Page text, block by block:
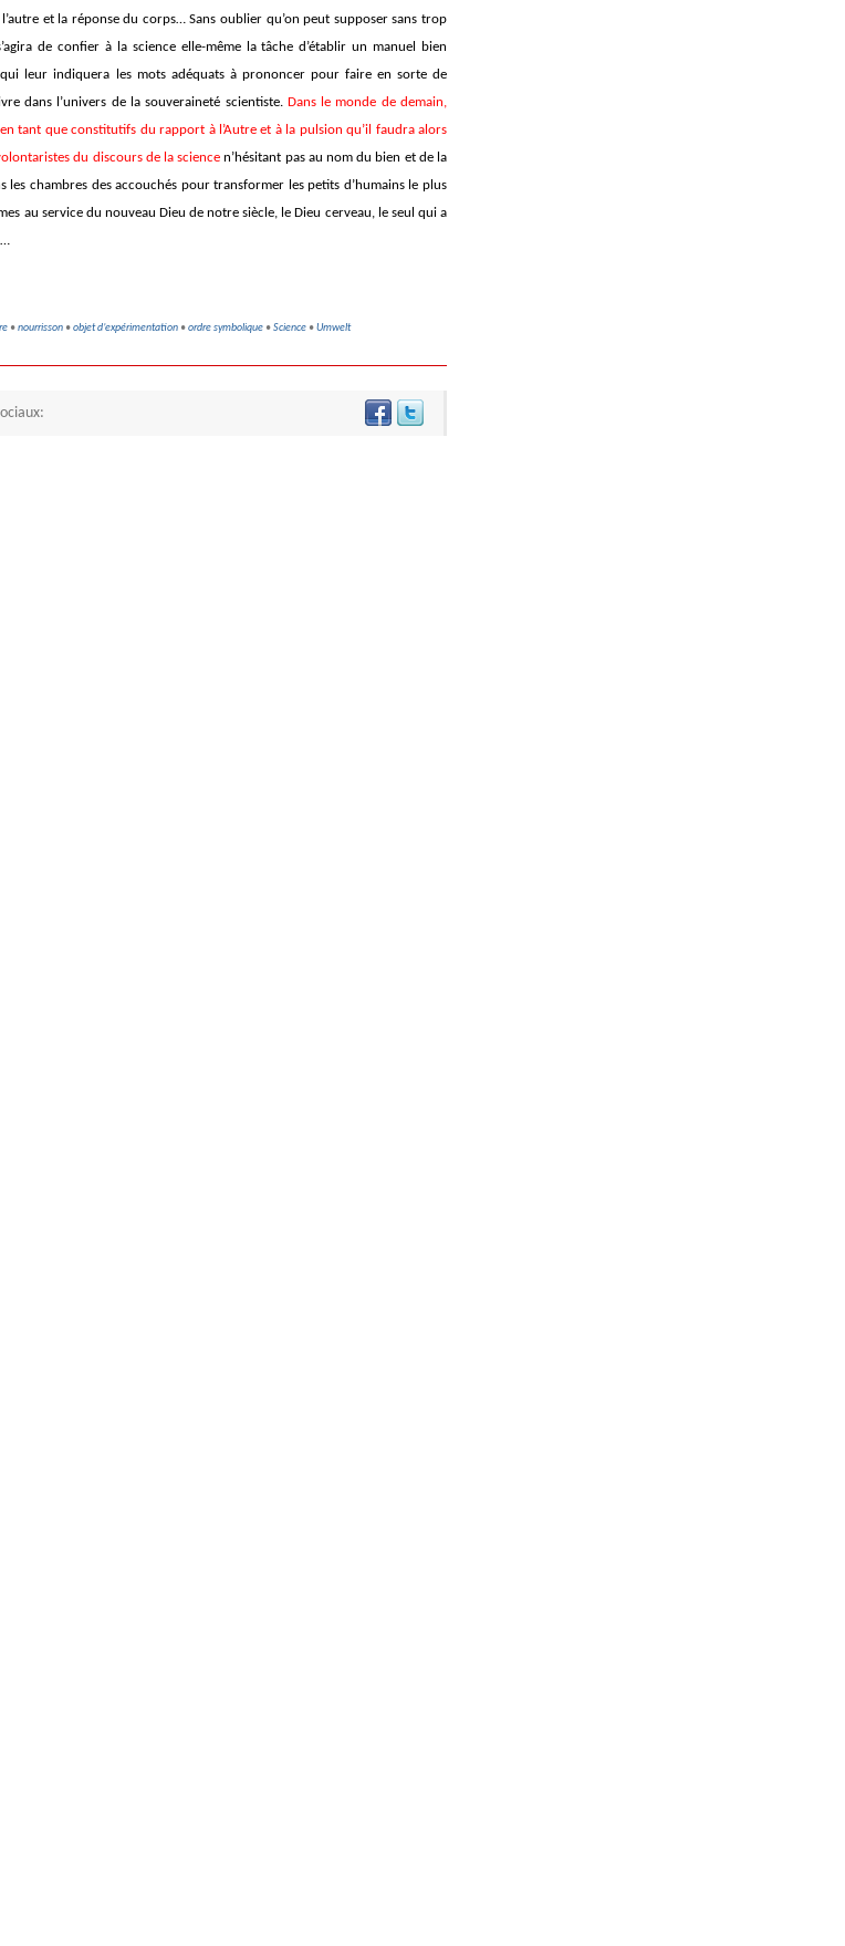
et la réponse du corps… Sans oublier qu’on peut supposer sans trop
de confier à la science elle-même la tâche d’établir un manuel bien
leur indiquera les mots adéquats à prononcer pour faire en sorte de
dans l’univers de la souveraineté scientiste. Dans le monde de demain,
tant que constitutifs du rapport à l’Autre et à la pulsion qu’il faudra alors
du discours de la science n’hésitant pas au nom du bien et de la
chambres des accouchés pour transformer les petits d’humains le plus
au service du nouveau Dieu de notre siècle, le Dieu cerveau, le seul qui a
•nourrisson •objet d’expérimentation •ordre symbolique •Science •Umwelt